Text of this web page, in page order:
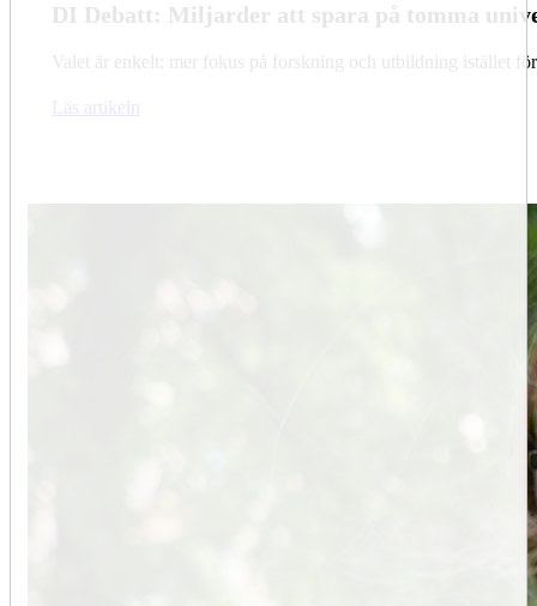
DI Debatt: Miljarder att spara på tomma
Valet är enkelt: mer fokus på forskning och utbildning istället
Läs artikeln